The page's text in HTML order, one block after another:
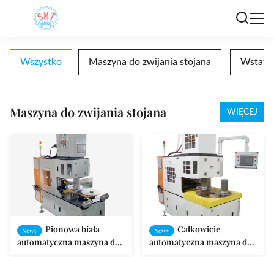
Wszystko Maszyna do zwijania stojana
Maszyna do zwijania stojana WIĘCEJ
Nowy
Pionowa biała
automatyczna maszyna do
Nowy
Całkowicie
automatyczna maszyna do